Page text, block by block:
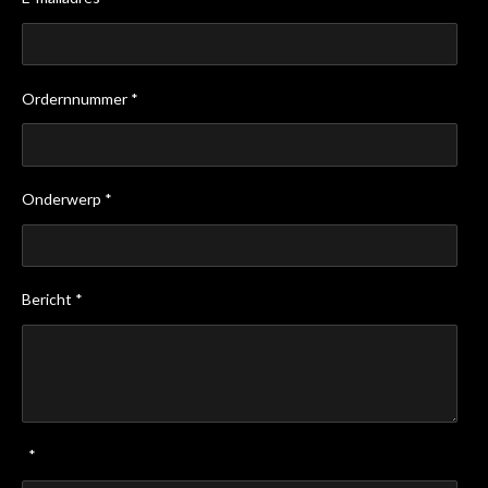
Ordernnummer *
Onderwerp *
Bericht *
*